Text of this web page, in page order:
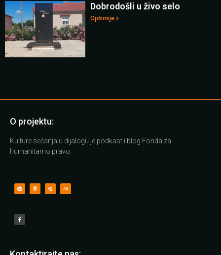
Dobrodošli u živo selo
Opširnije »
O projektu:
Kulture sećanja u dijalogu je podkast i blog Fonda za
humanitarno pravo.